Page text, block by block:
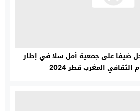
وفد شبابي قطري يحل ضيفا على جمعية أمل سلا في إطار
الثقافي المغرب قطر 2024